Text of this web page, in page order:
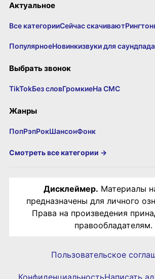
Актуальное
Все категорииСейчас скачивают
ПопулярноеНовинкизвуки для саундпада
Выбрать звонок
TikTokБез словГромкиеНа СМС
Жанры
ПопРэпРокШансонФонк
Смотреть все категории →
Дисклеймер. Материалы
предназначены для личного
Права на произведения
правообладателям.
Пользовательское
КонфиденциальностьНаписать